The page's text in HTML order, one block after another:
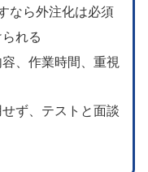
なら外注化は必須
れる
、作業時間、重視
ず、テストと面談